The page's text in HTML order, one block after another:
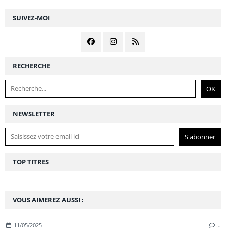
NEWSLETTER
SUIVEZ-MOI
RECHERCHE
VOUS AIMEREZ AUSSI :
11/05/2025 …
TOP TITRES